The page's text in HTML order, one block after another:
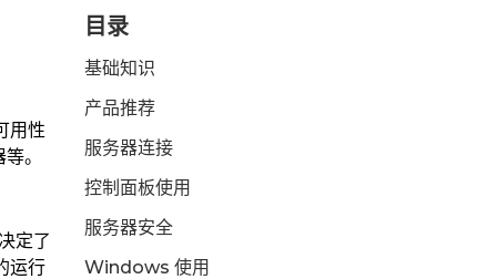
用性
。
定了
运行
目录
基础知识
产品推荐
服务器连接
控制面板使用
服务器安全
Windows 使用